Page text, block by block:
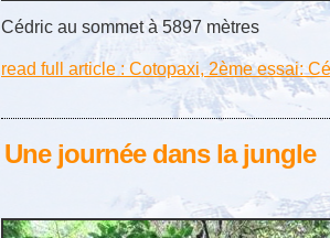
Cédric au sommet à 5897 mètres
read full article : Cotopaxi, 2ème essai:
Une journée dans la jungle